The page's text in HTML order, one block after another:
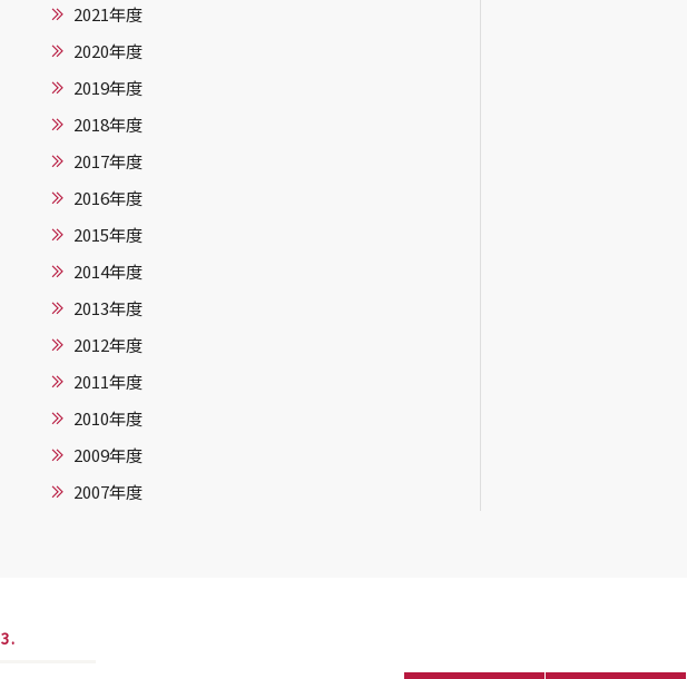
2021年度
2020年度
2019年度
2018年度
2017年度
2016年度
2015年度
2014年度
2013年度
2012年度
2011年度
2010年度
2009年度
2007年度
3